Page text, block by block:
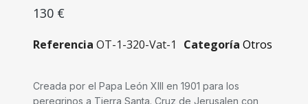
130 €
Referencia OT-1-320-Vat-1 Categoría Otros
Creada por el Papa León XIII en 1901 para los
peregrinos a Tierra Santa. Cruz de Jerusalen con